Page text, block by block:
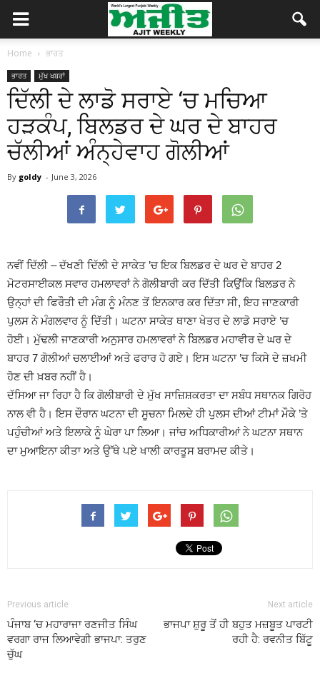
Home ਭਾਰਤ
ਭਾਰਤ ਮੁੱਖ ਖਬਰਾਂ
ਦਿੱਲੀ ਦੇ ਲਾਡੋ ਸਰਾਏ ‘ਚ ਮਚਿਆ
ਹੜਕੰਪ, ਬਿਲਡਰ ਦੇ ਘਰ ਦੇ ਬਾਹਰ
ਚੱਲੀਆਂ ਅੰਨ੍ਹੇਵਾਹ ਗੋਲੀਆਂ
By goldy - June 3, 2026
ਨਵੀਂ ਦਿੱਲੀ – ਦੱਖਣੀ ਦਿੱਲੀ ਦੇ ਸਾਕੇਤ ’ਚ ਇਕ ਬਿਲਡਰ ਦੇ ਘਰ ਦੇ ਬਾਹਰ 2
ਮੋਟਰਸਾਈਕਲ ਸਵਾਰ ਹਮਲਾਵਰਾਂ ਨੇ ਗੋਲੀਬਾਰੀ ਕਰ ਦਿੱਤੀ ਕਿਉਂਕਿ ਬਿਲਡਰ ਨੇ
ਉਨ੍ਹਾਂ ਦੀ ਫਿਰੌਤੀ ਦੀ ਮੰਗ ਨੂੰ ਮੰਨਣ ਤੋਂ ਇਨਕਾਰ ਕਰ ਦਿੱਤਾ ਸੀ, ਇਹ ਜਾਣਕਾਰੀ
ਪੁਲਸ ਨੇ ਮੰਗਲਵਾਰ ਨੂੰ ਦਿੱਤੀ। ਘਟਨਾ ਸਾਕੇਤ ਥਾਣਾ ਖੇਤਰ ਦੇ ਲਾਡੋ ਸਰਾਏ ’ਚ
ਹੋਈ। ਮੁੱਢਲੀ ਜਾਣਕਾਰੀ ਅਨੁਸਾਰ ਹਮਲਾਵਰਾਂ ਨੇ ਬਿਲਡਰ ਮਹਾਵੀਰ ਦੇ ਘਰ ਦੇ
ਬਾਹਰ 7 ਗੋਲੀਆਂ ਚਲਾਈਆਂ ਅਤੇ ਫਰਾਰ ਹੋ ਗਏ। ਇਸ ਘਟਨਾ ’ਚ ਕਿਸੇ ਦੇ ਜ਼ਖਮੀ
ਹੋਣ ਦੀ ਖ਼ਬਰ ਨਹੀਂ ਹੈ।
ਦੱਸਿਆ ਜਾ ਰਿਹਾ ਹੈ ਕਿ ਗੋਲੀਬਾਰੀ ਦੇ ਮੁੱਖ ਸਾਜ਼ਿਸ਼ਕਰਤਾ ਦਾ ਸਬੰਧ ਸਥਾਨਕ ਗਿਰੋਹ
ਨਾਲ ਵੀ ਹੈ। ਇਸ ਦੌਰਾਨ ਘਟਨਾ ਦੀ ਸੂਚਨਾ ਮਿਲਦੇ ਹੀ ਪੁਲਸ ਦੀਆਂ ਟੀਮਾਂ ਮੌਕੇ ’ਤੇ
ਪਹੁੰਚੀਆਂ ਅਤੇ ਇਲਾਕੇ ਨੂੰ ਘੇਰਾ ਪਾ ਲਿਆ। ਜਾਂਚ ਅਧਿਕਾਰੀਆਂ ਨੇ ਘਟਨਾ ਸਥਾਨ
ਦਾ ਮੁਆਇਨਾ ਕੀਤਾ ਅਤੇ ਉੱਥੇ ਪਏ ਖਾਲੀ ਕਾਰਤੂਸ ਬਰਾਮਦ ਕੀਤੇ।
Previous article
ਪੰਜਾਬ ‘ਚ ਮਹਾਰਾਜਾ ਰਣਜੀਤ ਸਿੰਘ
ਵਰਗਾ ਰਾਜ ਲਿਆਵੇਗੀ ਭਾਜਪਾ: ਤਰੁਣ
ਚੁੱਘ
Next article
ਭਾਜਪਾ ਸ਼ੁਰੂ ਤੋਂ ਹੀ ਬਹੁਤ ਮਜ਼ਬੂਤ ​​ਪਾਰਟੀ
ਰਹੀ ਹੈ: ਰਵਨੀਤ ਬਿੱਟੂ